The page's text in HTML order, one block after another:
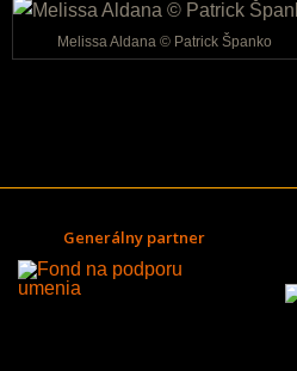
Melissa Aldana © Patrick Španko
Generálny partner